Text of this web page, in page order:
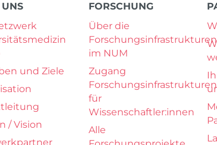
und Ziele
/ Vision
FORSCHUNG
Über die
Forschungsinfrastrukturen
im NUM
Zugang
Forschungsinfrastrukturen
für
Wissenschaftler:innen
Alle